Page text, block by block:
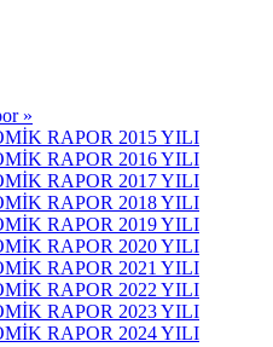
»
RAPOR 2015 YILI
RAPOR 2016 YILI
RAPOR 2017 YILI
RAPOR 2018 YILI
RAPOR 2019 YILI
RAPOR 2020 YILI
RAPOR 2021 YILI
RAPOR 2022 YILI
RAPOR 2023 YILI
RAPOR 2024 YILI